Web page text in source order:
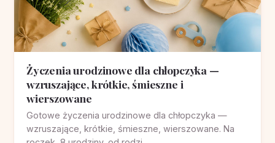
Życzenia urodzinowe dla chłopczyka —
wzruszające, krótkie, śmieszne i
wierszowane
Gotowe życzenia urodzinowe dla chłopczyka —
wzruszające, krótkie, śmieszne, wierszowane. Na